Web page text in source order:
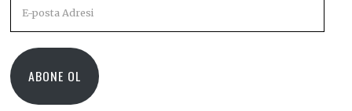
posta
ABONE OL